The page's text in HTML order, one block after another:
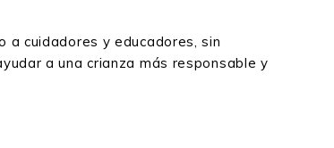
cuidadores y educadores, sin
a una crianza más responsable y